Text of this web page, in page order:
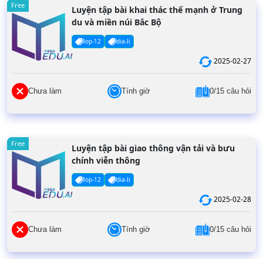
Free
Luyện tập bài khai thác thế mạnh ở Trung
du và miền núi Bắc Bộ
lop-12 dia-li
2025-02-27
Chưa làm Tính giờ 0/15 câu hỏi
Free
Luyện tập bài giao thông vận tải và bưu
chính viễn thông
lop-12 dia-li
2025-02-28
Chưa làm Tính giờ 0/15 câu hỏi